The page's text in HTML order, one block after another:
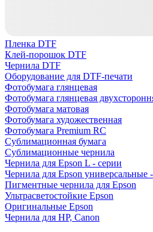
Пленка DTF
Клей-порошок DTF
Чернила DTF
Оборудование для DTF-печати
Фотобумага глянцевая
Фотобумага глянцевая
Фотобумага матовая
Фотобумага художественная
Фотобумага Premium RC
Сублимационная бумага
Сублимационные чернила
Чернила для Epson L - серии
Чернила для Epson
Пигментные чернила для Epson
Ультрасветостойкие Epson
Оригинальные Epson
Чернила для HP, Canon